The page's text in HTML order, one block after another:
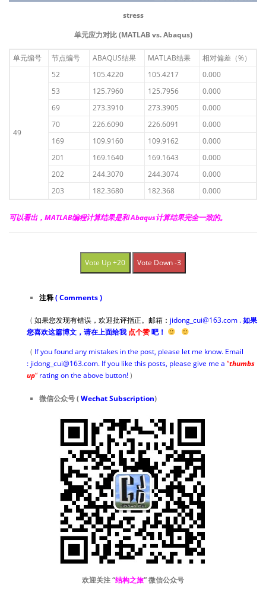
stress
单元应力对比 (MATLAB vs. Abaqus)
单元编号 节点编号 ABAQUS结果 MATLAB结果 相对偏差（%）
49
52 105.4220 105.4217
0.000
53
125.7960 125.7956
0.000
69
273.3910 273.3905
0.000
70
226.6090 226.6091
0.000
169
109.9160 109.9162
0.000
201
169.1640 169.1643
0.000
202
244.3070 244.3074
0.000
203
182.3680 182.368 0.000
可以看出，MATLAB编程计算结果是和 Abaqus计算结果完全一致的。
Vote Up +20 Vote Down -3
注释( Comments )
( 如果您发现有错误，欢迎批评指正。邮箱： jidong_cui@163.com .如果
您喜欢这篇博文，请在上面给我 点个赞吧！
( If you found any mistakes in the post, please let me know. Email
: jidong_cui@163.com. If you like this posts, please give me a “thumbs
up“ rating on the above button!)
微信公众号 (Wechat Subscription)
欢迎关注 “结构之旅” 微信公众号